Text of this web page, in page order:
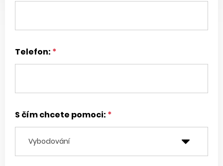
Telefon:
S čím chcete pomoci: